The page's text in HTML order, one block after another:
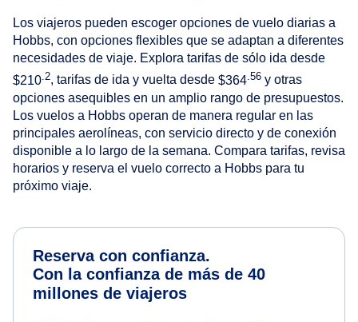
Los viajeros pueden escoger opciones de vuelo diarias a
Hobbs, con opciones flexibles que se adaptan a diferentes
necesidades de viaje. Explora tarifas de sólo ida desde
$210 .2, tarifas de ida y vuelta desde $364 .56 y otras
opciones asequibles en un amplio rango de presupuestos.
Los vuelos a Hobbs operan de manera regular en las
principales aerolíneas, con servicio directo y de conexión
disponible a lo largo de la semana. Compara tarifas, revisa
horarios y reserva el vuelo correcto a Hobbs para tu
próximo viaje.
Reserva con confianza.
Con la confianza de más de 40
millones de viajeros